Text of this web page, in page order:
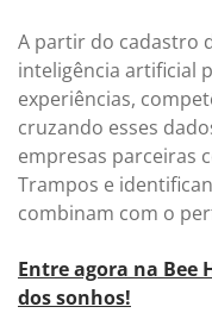
A partir do cadastro
inteligência artificial
experiências,
cruzando esses
empresas parceiras
Trampos e
combinam com o
Entre agora na Bee
dos sonhos!